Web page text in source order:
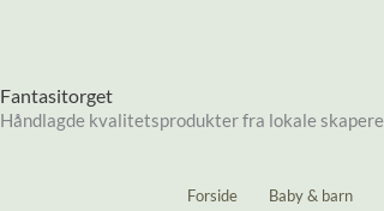
Fantasitorget
Håndlagde kvalitetsprodukter fra lokale skapere
Forside Baby & barn